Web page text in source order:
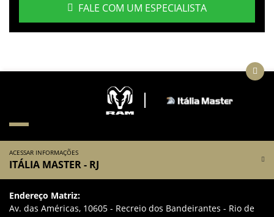
FALE COM UM ESPECIALISTA
ACESSAR INFORMAÇÕES
ITÁLIA MASTER - RJ
Endereço Matriz:
Av. das Américas, 10605 - Recreio dos Bandeirantes - Rio de